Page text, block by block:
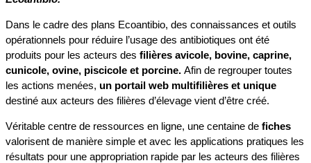
Dans le cadre des plans Ecoantibio, des connaissances et outils
opérationnels pour réduire l’usage des antibiotiques ont été
produits pour les acteurs des filières avicole, bovine, caprine,
cunicole, ovine, piscicole et porcine. Afin de regrouper toutes
les actions menées, un portail web multifilières et unique
destiné aux acteurs des filières d’élevage vient d’être créé.
Véritable centre de ressources en ligne, une centaine de fiches
valorisent de manière simple et avec les applications pratiques les
résultats pour une appropriation rapide par les acteurs des filières